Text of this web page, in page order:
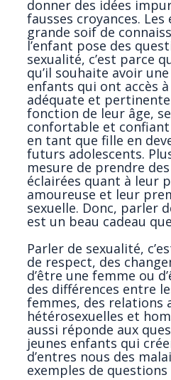
donner des idées
fausses croyances.
grande soif de
l’enfant pose des
sexualité, c’est parce
qu’il souhaite avoir
enfants qui ont accès
adéquate et
fonction de leur âge,
confortable et
en tant que fille en
futurs adolescents.
mesure de prendre
éclairées quant à leur
amoureuse et leur
sexuelle. Donc, parler
est un beau cadeau
Parler de sexualité,
de respect, des
d’être une femme ou
des différences entre
femmes, des relations
hétérosexuelles et
aussi réponde aux
jeunes enfants qui
d’entres nous des
exemples de questions